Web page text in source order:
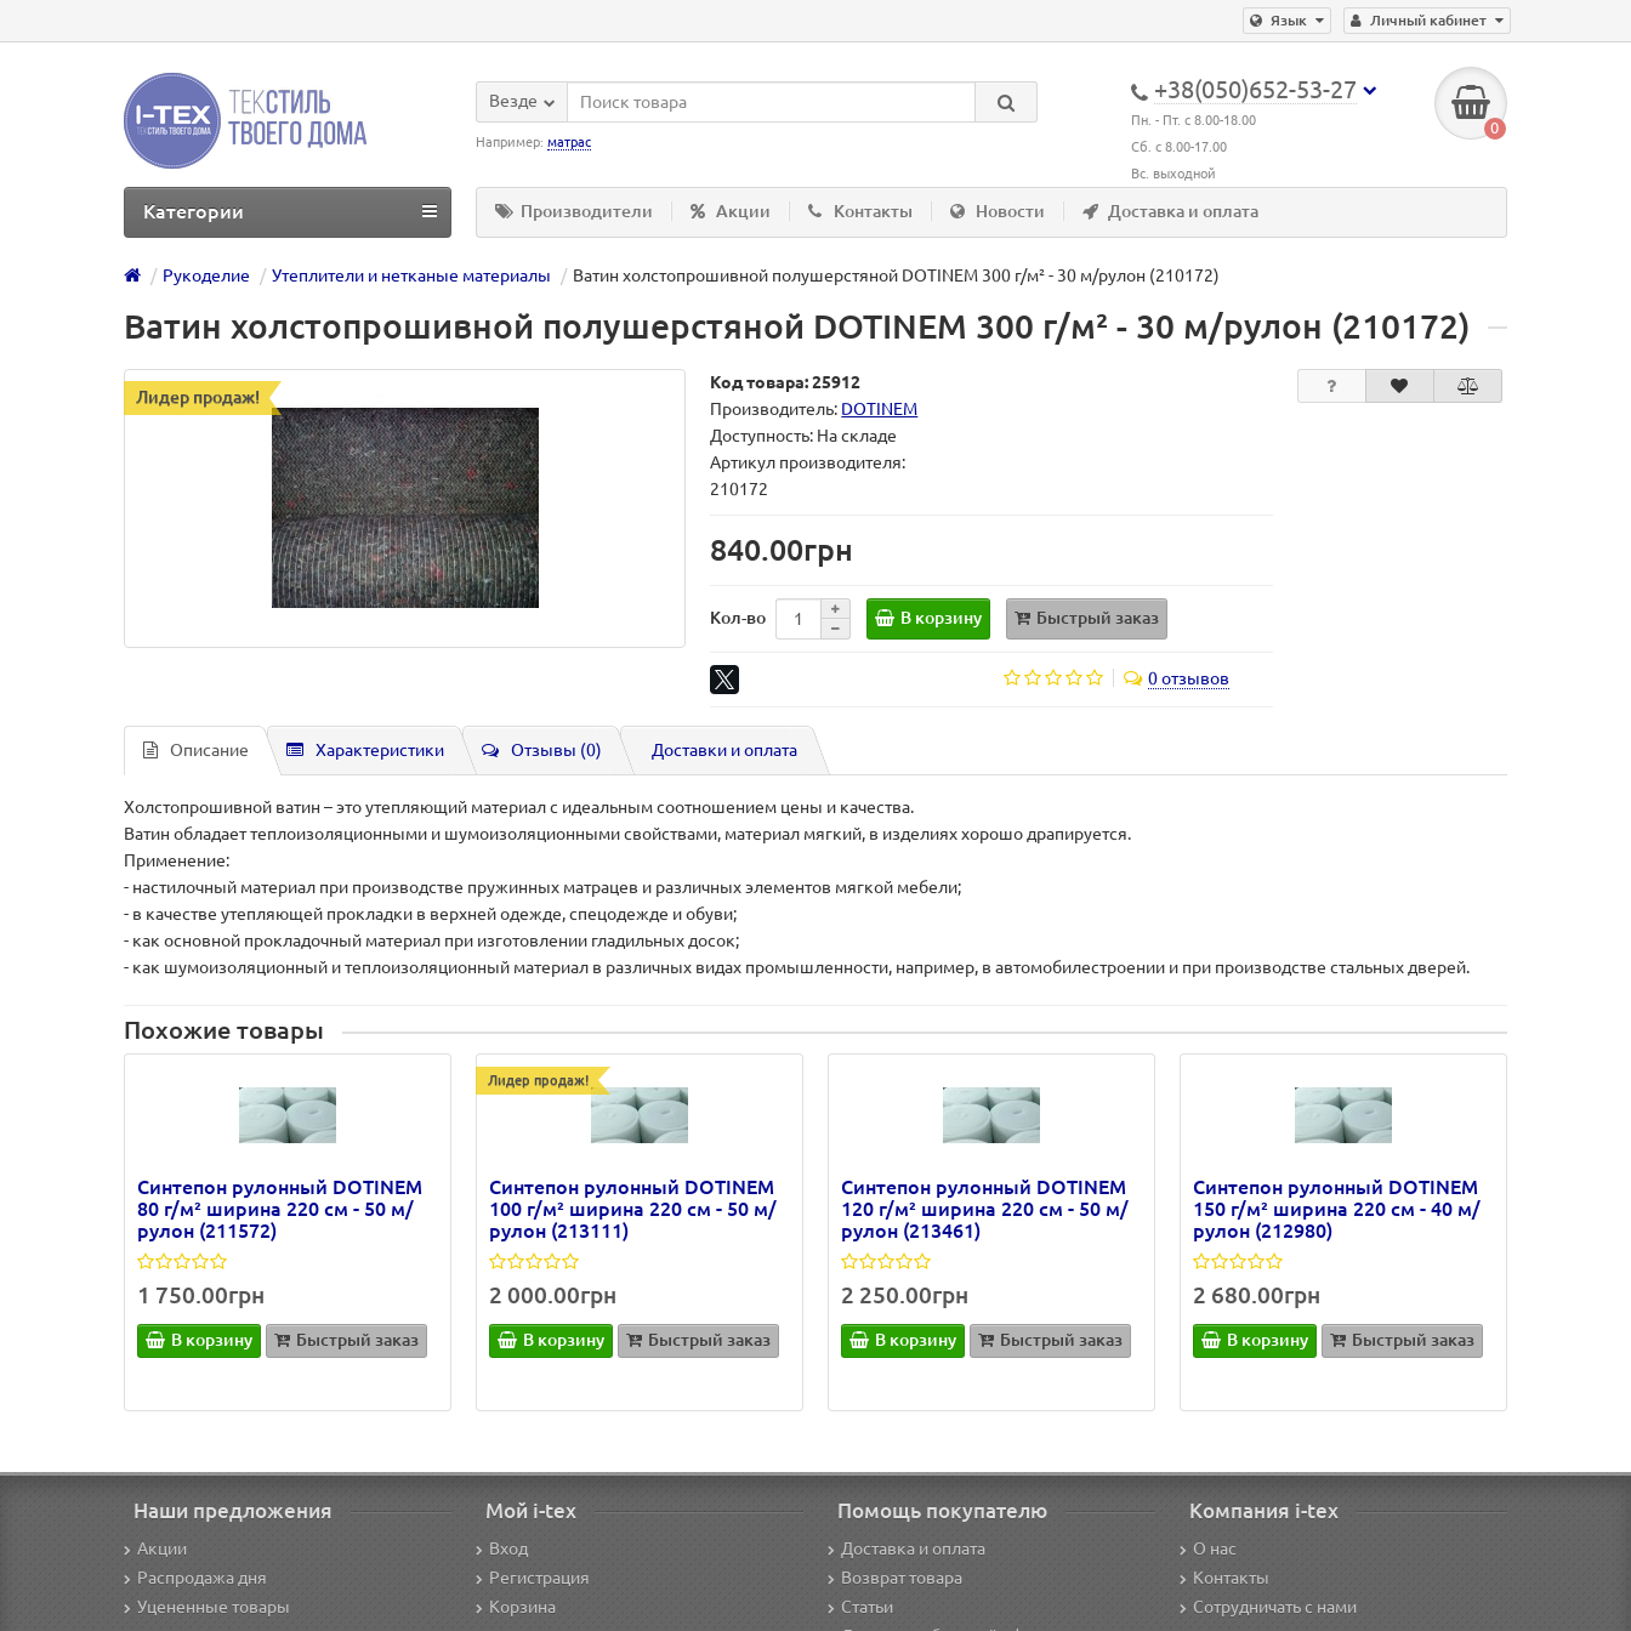
Личный кабинет
Язык
+38(050)652-53-27
Пн. - Пт. с 8.00-18.00
Сб. с 8.00-17.00
Вс. выходной
0
Везде
Например: матрас
Производители Акции Контакты Новости Доставка и оплата
Категории
Рукоделие Утеплители и нетканые материалы Ватин холстопрошивной полушерстяной DOTINEM 300 г/м² - 30 м/рулон (210172)
Ватин холстопрошивной полушерстяной DOTINEM 300 г/м² - 30 м/рулон (210172)
Лидер продаж!
Код товара: 25912
Производитель: DOTINEM
Доступность: На складе
Артикул производителя:
210172
840.00грн
Кол-во В корзину Быстрый заказ
0 отзывов
Описание Характеристики Отзывы (0) Доставки и оплата
Холстопрошивной ватин – это утепляющий материал с идеальным соотношением цены и качества.
Ватин обладает теплоизоляционными и шумоизоляционными свойствами, материал мягкий, в изделиях хорошо драпируется.
Применение:
- настилочный материал при производстве пружинных матрацев и различных элементов мягкой мебели;
- в качестве утепляющей прокладки в верхней одежде, спецодежде и обуви;
- как основной прокладочный материал при изготовлении гладильных досок;
- как шумоизоляционный и теплоизоляционный материал в различных видах промышленности, например, в автомобилестроении и при производстве стальных дверей.
Похожие товары
Синтепон рулонный DOTINEM
80 г/м² ширина 220 см - 50 м/
рулон (211572)
1 750.00грн
В корзину Быстрый заказ
Лидер продаж!
Синтепон рулонный DOTINEM
100 г/м² ширина 220 см - 50 м/
рулон (213111)
2 000.00грн
В корзину Быстрый заказ
Синтепон рулонный DOTINEM
120 г/м² ширина 220 см - 50 м/
рулон (213461)
2 250.00грн
В корзину Быстрый заказ
Синтепон рулонный DOTINEM
150 г/м² ширина 220 см - 40 м/
рулон (212980)
2 680.00грн
В корзину Быстрый заказ
Наши предложения
Акции
Распродажа дня
Уцененные товары
Мой i-tex
Вход
Регистрация
Корзина
Помощь покупателю
Доставка и оплата
Возврат товара
Статьи
Компания i-tex
О нас
Контакты
Сотрудничать с нами